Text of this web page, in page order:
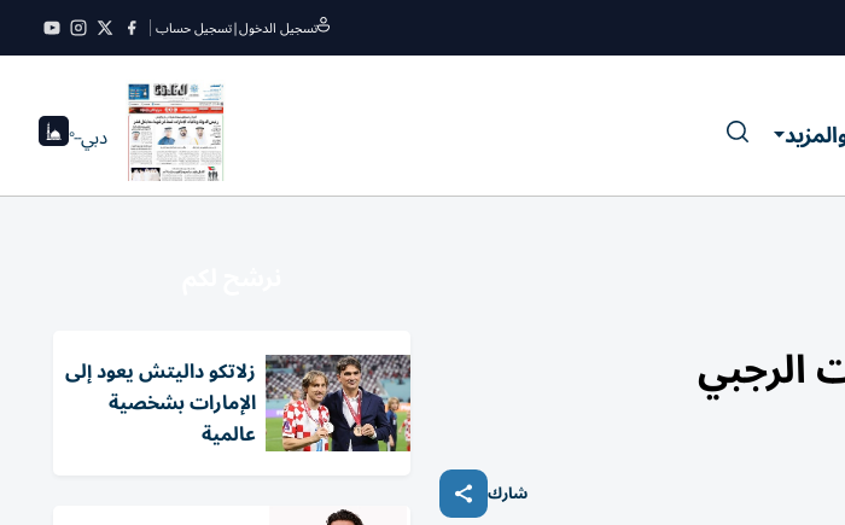
تسجيل الدخول|تسجيل حساب
المزيد دبي--°
الرجبي
شارك
زلاتكو داليتش يعود إلى
الإمارات بشخصية
عالمية